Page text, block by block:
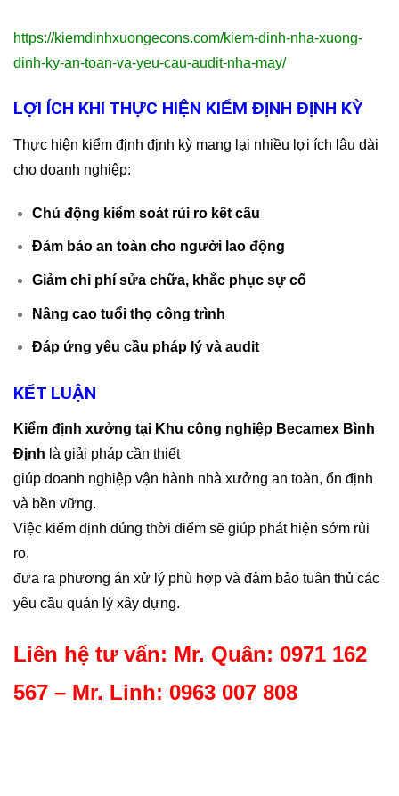
https://kiemdinhxuongecons.com/kiem-dinh-nha-xuong-
dinh-ky-an-toan-va-yeu-cau-audit-nha-may/
LỢI ÍCH KHI THỰC HIỆN KIỂM ĐỊNH ĐỊNH KỲ
Thực hiện kiểm định định kỳ mang lại nhiều lợi ích lâu dài
cho doanh nghiệp:
Chủ động kiểm soát rủi ro kết cấu
Đảm bảo an toàn cho người lao động
Giảm chi phí sửa chữa, khắc phục sự cố
Nâng cao tuổi thọ công trình
Đáp ứng yêu cầu pháp lý và audit
KẾT LUẬN
Kiểm định xưởng tại Khu công nghiệp Becamex Bình
Định là giải pháp cần thiết
giúp doanh nghiệp vận hành nhà xưởng an toàn, ổn định
và bền vững.
Việc kiểm định đúng thời điểm sẽ giúp phát hiện sớm rủi
ro,
đưa ra phương án xử lý phù hợp và đảm bảo tuân thủ các
yêu cầu quản lý xây dựng.
Liên hệ tư vấn: Mr. Quân: 0971 162
567 – Mr. Linh: 0963 007 808